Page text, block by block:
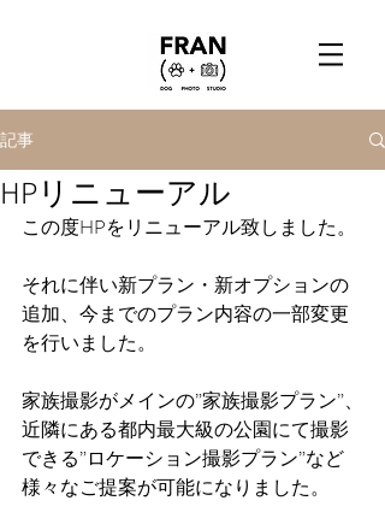
記事
HPリニューアル
この度HPをリニューアル致しました。
それに伴い新プラン・新オプションの
追加、今までのプラン内容の一部変更
を行いました。
家族撮影がメインの”家族撮影プラン”、
近隣にある都内最大級の公園にて撮影
できる”ロケーション撮影プラン”など
様々なご提案が可能になりました。